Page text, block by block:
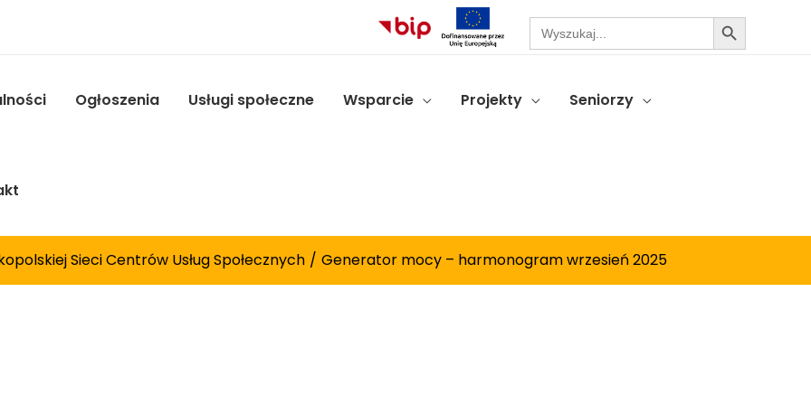
Search
for:
Search Button
Ogłoszenia Usługi społeczne Wsparcie Projekty Seniorzy
Sieci Centrów Usług Społecznych Generator mocy – harmonogram wrzesień 2025